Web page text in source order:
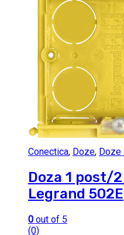
Conectica, Doze, Doze
Doza 1 post/
Legrand 502E
0 out of 5
(0)